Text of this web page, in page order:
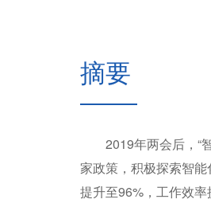
摘要
2019年两会后，“智
家政策，积极探索智
提升至96%，工作效率